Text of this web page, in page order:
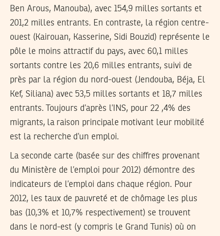
Ben Arous, Manouba), avec 154,9 milles sortants et
201,2 milles entrants. En contraste, la région centre-
ouest (Kairouan, Kasserine, Sidi Bouzid) représente le
pôle le moins attractif du pays, avec 60,1 milles
sortants contre les 20,6 milles entrants, suivi de
près par la région du nord-ouest (Jendouba, Béja, El
Kef, Siliana) avec 53,5 milles sortants et 18,7 milles
entrants. Toujours d’après l’INS, pour 22 ,4% des
migrants, la raison principale motivant leur mobilité
est la recherche d’un emploi.
La seconde carte (basée sur des chiffres provenant
du Ministère de l’emploi pour 2012) démontre des
indicateurs de l’emploi dans chaque région. Pour
2012, les taux de pauvreté et de chômage les plus
bas (10,3% et 10,7% respectivement) se trouvent
dans le nord-est (y compris le Grand Tunis) où on